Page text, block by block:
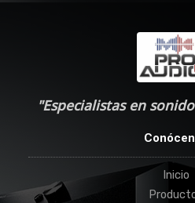
"Especialistas en
Inicio